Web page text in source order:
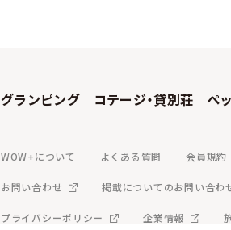
グランピング コテージ・貸別荘 ペ
WOW+について よくある質問 会員規約
お問い合わせ 掲載についてのお問い合わ
プライバシーポリシー 企業情報